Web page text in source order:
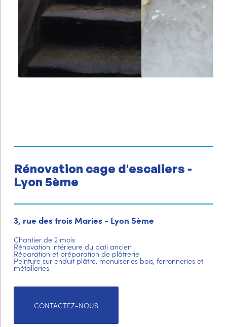
Rénovation cage d'escaliers -
Lyon 5ème
3, rue des trois Maries - Lyon 5ème
Chantier de 2 mois
Rénovation intérieure du bati ancien
Réparation et préparation de plâtrerie
Peinture sur enduit plâtre, menuiseries bois, ferronneries et
métalleries
CONTACTEZ-NOUS